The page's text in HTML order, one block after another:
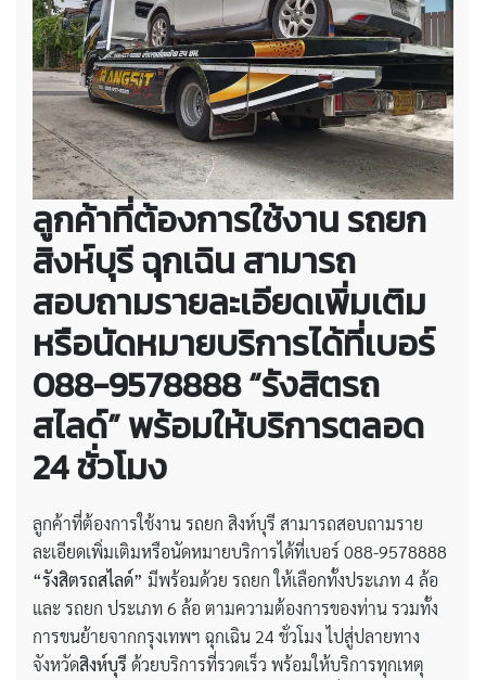
ลูกค้าที่ต้องการใช้งานรถยก
สิงห์บุรี ฉุกเฉินสามารถ
สอบถามรายละเอียดเพิ่มเติม
หรือนัดหมายบริการได้ที่เบอร์
088-9578888 “รังสิตรถ
สไลด์” พร้อมให้บริการตลอด
24 ชั่วโมง
ลูกค้าที่ต้องการใช้งาน รถยก สิงห์บุรี สามารถสอบถามราย
ละเอียดเพิ่มเติมหรือนัดหมายบริการได้ที่เบอร์ 088-9578888
“รังสิตรถสไลด์” มีพร้อมด้วย รถยก ให้เลือกทั้งประเภท 4 ล้อ
และ รถยก ประเภท 6 ล้อ ตามความต้องการของท่าน รวมทั้ง
การขนย้ายจากกรุงเทพฯ ฉุกเฉิน 24 ชั่วโมง ไปสู่ปลายทาง
จังหวัดสิงห์บุรี ด้วยบริการที่รวดเร็ว พร้อมให้บริการทุกเหตุ